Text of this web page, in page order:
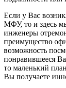
Если у Вас
МФУ, то и здесь
инженеры
преимущество
возможность
понравившееся
то маленький
Вы получаете